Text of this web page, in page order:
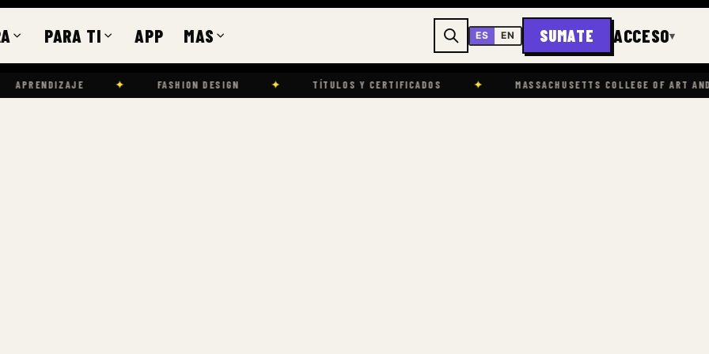
PARA TI APP MAS ES EN SUMATE ACCESO▾
✦ FASHION DESIGN ✦ TÍTULOS Y CERTIFICADOS ✦ MASSACHUSETTS COLLEGE OF ART AND DESIGN